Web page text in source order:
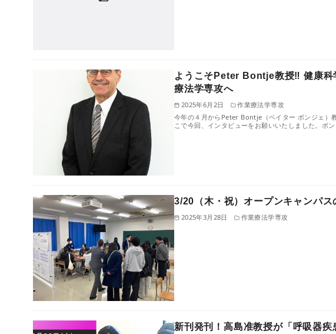
ようこそPeter Bontje教授‼ 健康科
療法学専攻へ
2025年6月2日
作業療法学専攻
今年の４月からPeter Bontje（ペイター ボンジェ）
こで今回、インタビューをお願いいたしました。ボ
3/20（木・祝）オープンキャンパス
2025年3月28日 作業療法学専攻
新刊発刊！高島准教授が「呼吸器